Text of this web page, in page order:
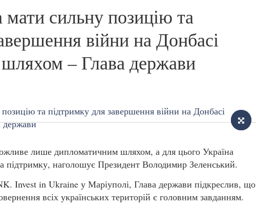
мати сильну позицію та
війни на Донбасі
– Глава держави
лише дипломатичним шляхом, а для цього Україна
підтримку, наголошує Президент Володимир Зеленський.
Invest in Ukraine у Маріуполі, Глава держави підкреслив, що
всіх українських територій є головним завданням.